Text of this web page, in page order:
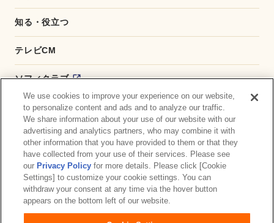
知る・役立つ
テレビCM
ソフィクラブ
かんたん応募サービス
ダイレクトショップ
商品取扱い店舗検索
お問い合わせ サイトマップ ウェブサイト利用規約
We use cookies to improve your experience on our website,
to personalize content and ads and to analyze our traffic.
We share information about your use of our website with our
advertising and analytics partners, who may combine it with
other information that you have provided to them or that they
have collected from your use of their services. Please see
our Privacy Policy for more details. Please click [Cookie
Settings] to customize your cookie settings. You can
withdraw your consent at any time via the hover button
appears on the bottom left of our website.